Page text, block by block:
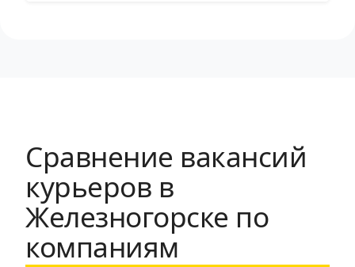
Сравнение вакансий
курьеров в
Железногорске по
компаниям